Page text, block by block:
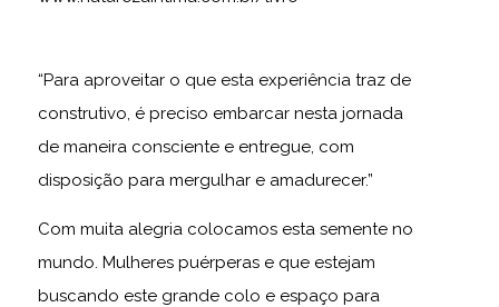
“Para aproveitar o que esta experiência traz de
construtivo, é preciso embarcar nesta jornada
de maneira consciente e entregue, com
disposição para mergulhar e amadurecer.”
Com muita alegria colocamos esta semente no
mundo. Mulheres puérperas e que estejam
buscando este grande colo e espaço para